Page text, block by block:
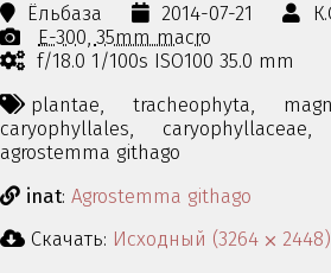
Ёльбаза 2014-07-21
E-300 35mm macro
f/18.0 1/100s ISO100 35.0 mm
plantae,
tracheophyta,
caryophyllales,
caryophyllaceae,
agrostemma githago
inat: Agrostemma githago
Скачать: Исходный (3264 ⨉